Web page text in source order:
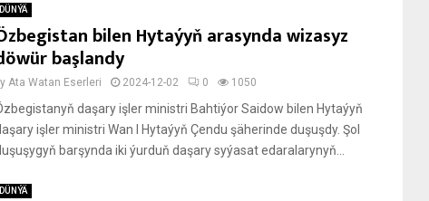
DÜNÝÄ
bilen Hytaýyň arasynda wizasyz
başlandy
Ata Watan Eserleri 2024-12-02 0 1050
daşary işler ministri Bahtiýor Saidow bilen Hytaýyň
işler ministri Wan I Hytaýyň Çendu şäherinde duşuşdy. Şol
barşynda iki ýurduň daşary syýasat edaralarynyň...
DÜNÝÄ